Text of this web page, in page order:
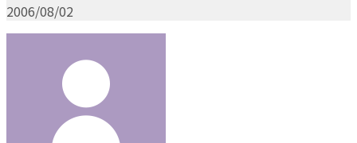
2006/08/02